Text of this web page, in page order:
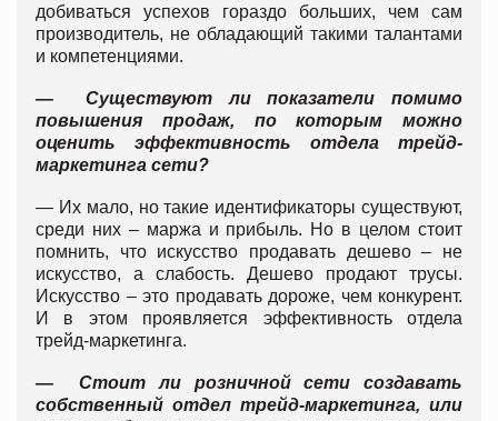
добиваться успехов гораздо больших, чем сам
производитель, не обладающий такими талантами
и компетенциями.
— Существуют ли показатели помимо
повышения продаж, по которым можно
оценить эффективность отдела трейд-
маркетинга сети?
— Их мало, но такие идентификаторы существуют,
среди них – маржа и прибыль. Но в целом стоит
помнить, что искусство продавать дешево – не
искусство, а слабость. Дешево продают трусы.
Искусство – это продавать дороже, чем конкурент.
И в этом проявляется эффективность отдела
трейд-маркетинга.
— Стоит ли розничной сети создавать
собственный отдел трейд-маркетинга, или